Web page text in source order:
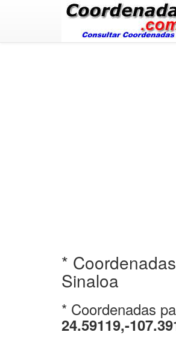
*
Sinaloa
* Coordenadas
24.59119,-